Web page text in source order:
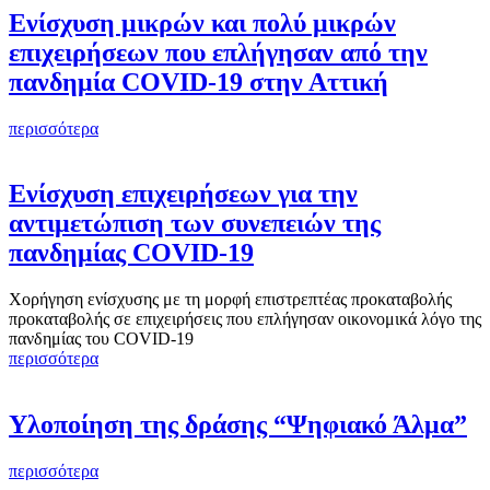
Ενίσχυση μικρών και πολύ μικρών
επιχειρήσεων που επλήγησαν από την
πανδημία COVID-19 στην Αττική
περισσότερα
Ενίσχυση επιχειρήσεων για την
αντιμετώπιση των συνεπειών της
πανδημίας COVID-19
Χορήγηση ενίσχυσης με τη μορφή επιστρεπτέας προκαταβολής
προκαταβολής σε επιχειρήσεις που επλήγησαν οικονομικά λόγο της
πανδημίας του COVID-19
περισσότερα
Υλοποίηση της δράσης “Ψηφιακό Άλμα”
περισσότερα